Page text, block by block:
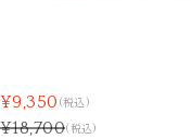
¥9,350 (税込)
¥18,700(税込)